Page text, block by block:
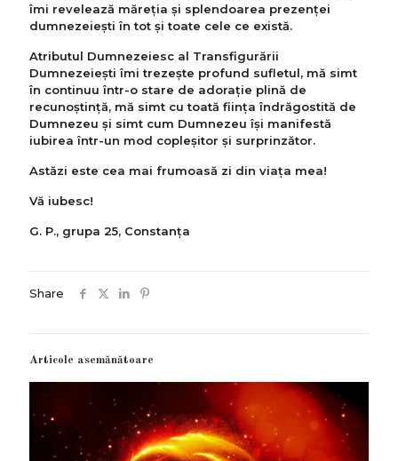
îmi revelează măreţia și splendoarea prezenței
dumnezeieşti în tot și toate cele ce există.
Atributul Dumnezeiesc al Transfigurării
Dumnezeieşti îmi trezește profund sufletul, mă simt
în continuu într-o stare de adorație plină de
recunoștință, mă simt cu toată fiinţa îndrăgostită de
Dumnezeu și simt cum Dumnezeu își manifestă
iubirea într-un mod copleşitor și surprinzător.
Astăzi este cea mai frumoasă zi din viaţa mea!
Vă iubesc!
G. P., grupa 25, Constanţa
Share
Articole asemănătoare